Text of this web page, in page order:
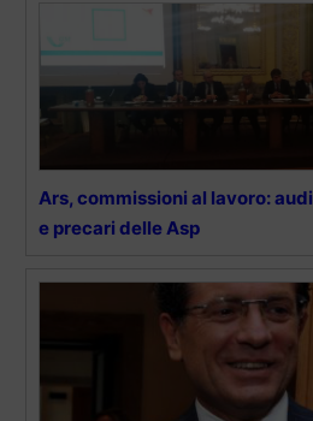
Ars, commissioni al lavoro:
e precari delle Asp